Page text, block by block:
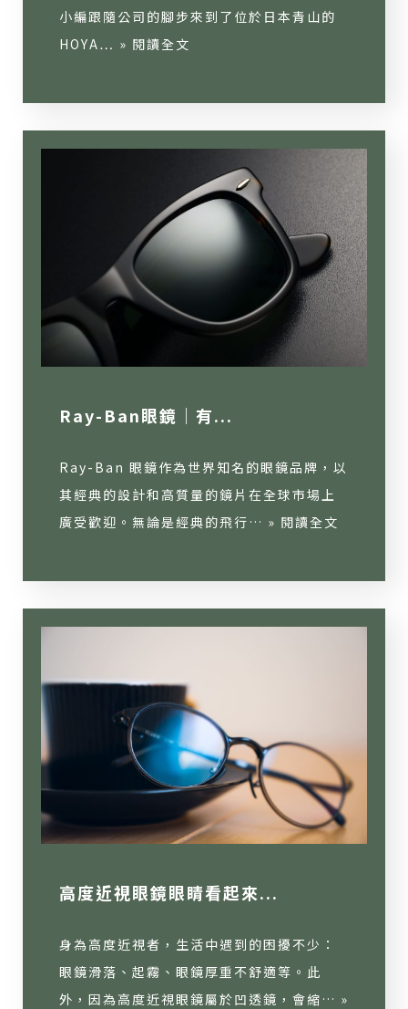
小編跟隨公司的腳步來到了位於日本青山的
HOYA… » 閱讀全文
Ray-Ban眼鏡｜有...
Ray-Ban 眼鏡作為世界知名的眼鏡品牌，以
其經典的設計和高質量的鏡片在全球市場上
廣受歡迎。無論是經典的飛行… » 閱讀全文
高度近視眼鏡眼睛看起來...
身為高度近視者，生活中遇到的困擾不少：
眼鏡滑落、起霧、眼鏡厚重不舒適等。此
外，因為高度近視眼鏡屬於凹透鏡，會縮… »